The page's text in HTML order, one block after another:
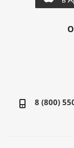
8 (800)